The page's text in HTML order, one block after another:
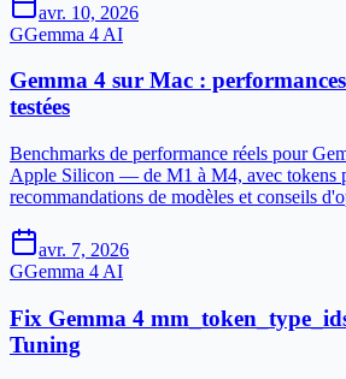
avr. 10, 2026
GGemma 4 AI
Gemma 4 sur Mac :
testées
Benchmarks de performance réels pour
Apple Silicon — de M1 à M4, avec tokens
recommandations de modèles et conseils
avr. 7, 2026
GGemma 4 AI
Fix Gemma 4
Tuning